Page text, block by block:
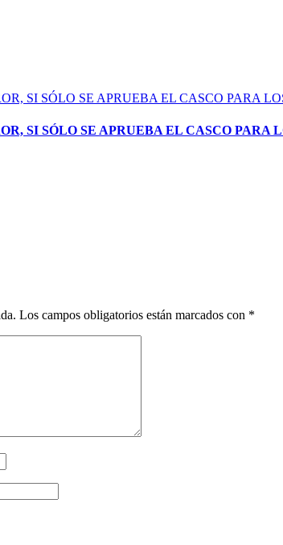
SI SÓLO SE APRUEBA EL CASCO PARA
Los campos obligatorios están marcados con *